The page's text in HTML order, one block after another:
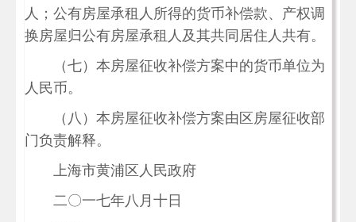
人；公有房屋承租人所得的货币补偿款、产权调
换房屋归公有房屋承租人及其共同居住人共有。
（七）本房屋征收补偿方案中的货币单位为
人民币。
（八）本房屋征收补偿方案由区房屋征收部
门负责解释。
上海市黄浦区人民政府
二〇一七年八月十日